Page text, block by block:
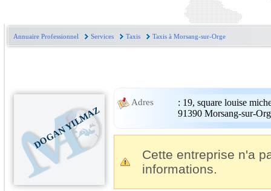
Annuaire Professionnel Services Taxis Taxis à Morsang-sur-Orge
DOGAN YILMAZ
Adres : 19, square louise
91390 Morsang-sur-
Cette entreprise n'a
informations.